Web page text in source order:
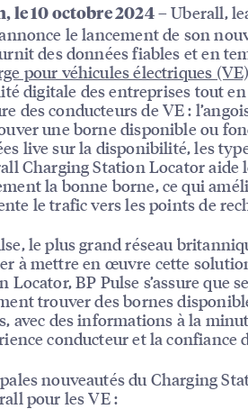
le 10 octobre 2024– Uberall,
le lancement de son
des données fiables et en
pour véhicules électriques
digitale des entreprises tout
des conducteurs de VE :
une borne disponible ou
live sur la disponibilité, les
Charging Station Locator aide
la bonne borne, ce qui
le trafic vers les points de
le plus grand réseau
à mettre en œuvre cette
Locator, BP Pulse s’assure que
trouver des bornes
avec des informations à la
conducteur et la confiance
nouveautés du Charging
pour les VE :